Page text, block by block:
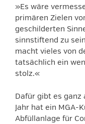
»Es wäre
primären Zielen
geschilderten
sinnstiftend zu
macht vieles von
tatsächlich ein
stolz.«
Dafür gibt es ganz
Jahr hat ein MGA-
Abfüllanlage für